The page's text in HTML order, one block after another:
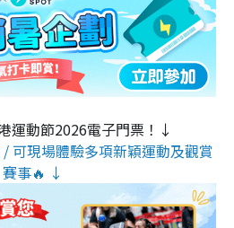
運動節2026電子門票！↓
可現場體驗多項新穎運動及觀賞
賽事🔥 ↓